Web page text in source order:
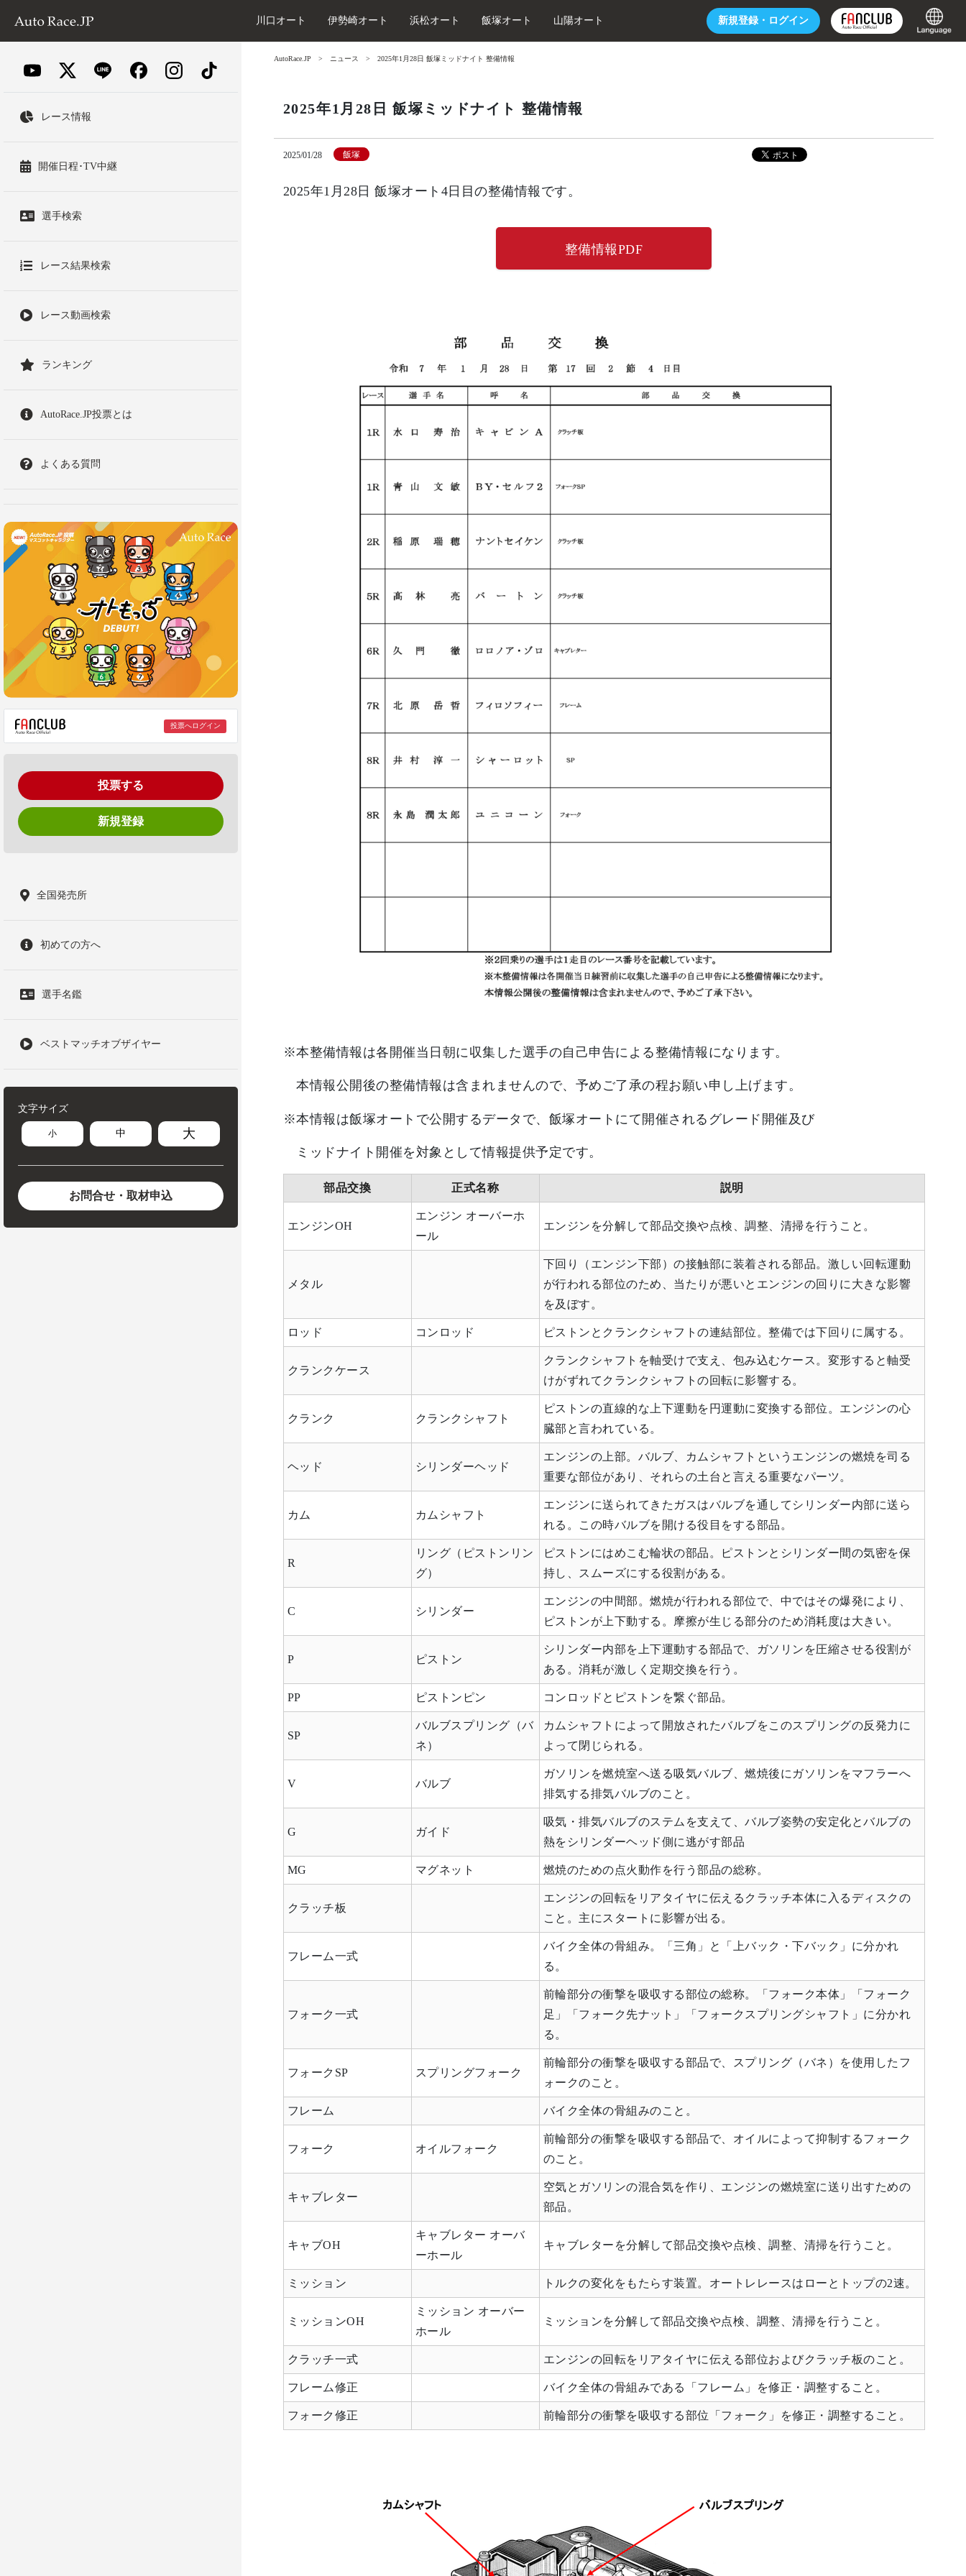
新規登録・ ログイン
川口オート 伊勢崎オート 浜松オート 飯塚オート 山陽オート
レース情報
開催日程･TV中継
選手検索
レース結果検索
レース動画検索
ランキング
AutoRace.JP投票とは
よくある質問
投票へログイン
投票する
新規登録
全国発売所
初めての方へ
選手名鑑
ベストマッチオブザイヤー
文字サイズ
小 中 大
お問合せ・取材申込
AutoRace.JP ニュース 2025年1月28日 飯塚ミッドナイト 整備情報
2025年1月28日 飯塚ミッドナイト 整備情報
2025/01/28 飯塚
2025年1月28日 飯塚オート4日目の整備情報です。
整備情報PDF
※本整備情報は各開催当日朝に収集した選手の自己申告による整備情報になります。
本情報公開後の整備情報は含まれませんので、予めご了承の程お願い申し上げます。
※本情報は飯塚オートで公開するデータで、飯塚オートにて開催されるグレード開催及び
ミッドナイト開催を対象として情報提供予定です。
部品交換 正式名称 説明
エンジンOH
エンジン オーバーホ
ール
エンジンを分解して部品交換や点検、調整、清掃を行うこと。
メタル
下回り（エンジン下部）の接触部に装着される部品。激しい回転運動
が行われる部位のため、当たりが悪いとエンジンの回りに大きな影響
を及ぼす。
ロッド コンロッド ピストンとクランクシャフトの連結部位。整備では下回りに属する。
クランクケース
クランクシャフトを軸受けで支え、包み込むケース。変形すると軸受
けがずれてクランクシャフトの回転に影響する。
クランク クランクシャフト
ピストンの直線的な上下運動を円運動に変換する部位。エンジンの心
臓部と言われている。
ヘッド シリンダーヘッド
エンジンの上部。バルブ、カムシャフトというエンジンの燃焼を司る
重要な部位があり、それらの土台と言える重要なパーツ。
カム カムシャフト
エンジンに送られてきたガスはバルブを通してシリンダー内部に送ら
れる。この時バルブを開ける役目をする部品。
R
リング（ピストンリン
グ）
ピストンにはめこむ輪状の部品。ピストンとシリンダー間の気密を保
持し、スムーズにする役割がある。
C シリンダー
エンジンの中間部。燃焼が行われる部位で、中ではその爆発により、
ピストンが上下動する。摩擦が生じる部分のため消耗度は大きい。
P ピストン
シリンダー内部を上下運動する部品で、ガソリンを圧縮させる役割が
ある。消耗が激しく定期交換を行う。
PP ピストンピン コンロッドとピストンを繋ぐ部品。
SP
バルブスプリング（バ
ネ）
カムシャフトによって開放されたバルブをこのスプリングの反発力に
よって閉じられる。
V バルブ
ガソリンを燃焼室へ送る吸気バルブ、燃焼後にガソリンをマフラーへ
排気する排気バルブのこと。
G ガイド
吸気・排気バルブのステムを支えて、バルブ姿勢の安定化とバルブの
熱をシリンダーヘッド側に逃がす部品
MG マグネット 燃焼のための点火動作を行う部品の総称。
クラッチ板
エンジンの回転をリアタイヤに伝えるクラッチ本体に入るディスクの
こと。主にスタートに影響が出る。
フレーム一式
バイク全体の骨組み。「三角」と「上バック・下バック」に分かれ
る。
フォーク一式
前輪部分の衝撃を吸収する部位の総称。「フォーク本体」「フォーク
足」「フォーク先ナット」「フォークスプリングシャフト」に分かれ
る。
フォークSP スプリングフォーク
前輪部分の衝撃を吸収する部品で、スプリング（バネ）を使用したフ
ォークのこと。
フレーム バイク全体の骨組みのこと。
フォーク オイルフォーク
前輪部分の衝撃を吸収する部品で、オイルによって抑制するフォーク
のこと。
キャブレター
空気とガソリンの混合気を作り、エンジンの燃焼室に送り出すための
部品。
キャブOH
キャブレター オーバ
ーホール
キャブレターを分解して部品交換や点検、調整、清掃を行うこと。
ミッション トルクの変化をもたらす装置。オートレレースはローとトップの2速。
ミッションOH
ミッション オーバー
ホール
ミッションを分解して部品交換や点検、調整、清掃を行うこと。
クラッチ一式 エンジンの回転をリアタイヤに伝える部位およびクラッチ板のこと。
フレーム修正 バイク全体の骨組みである「フレーム」を修正・調整すること。
フォーク修正 前輪部分の衝撃を吸収する部位「フォーク」を修正・調整すること。